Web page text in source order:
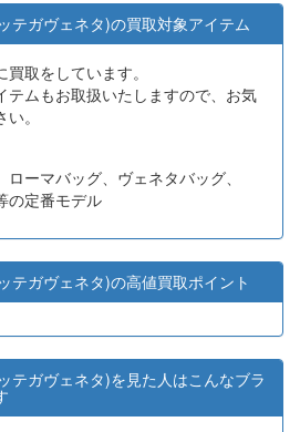
テガヴェネタ)の買取対象アイテム
取をしています。
テムもお取扱いたしますので、お気
。
ーマバッグ、ヴェネタバッグ、
の定番モデル
テガヴェネタ)の高値買取ポイント
テガヴェネタ)を見た人はこんなブラ